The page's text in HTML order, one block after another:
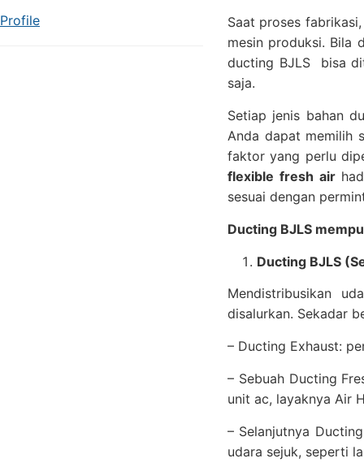
Profile
Saat proses
mesin produksi. Bila
ducting BJLS bisa
saja.
Setiap jenis bahan
Anda dapat memilih
faktor yang perlu
flexible fresh air
sesuai dengan
Ducting BJLS
Ducting BJLS
Mendistribusikan
disalurkan. Sekadar
– Ducting Exhaust:
– Sebuah Ducting
unit ac, layaknya Air
– Selanjutnya
udara sejuk, seperti